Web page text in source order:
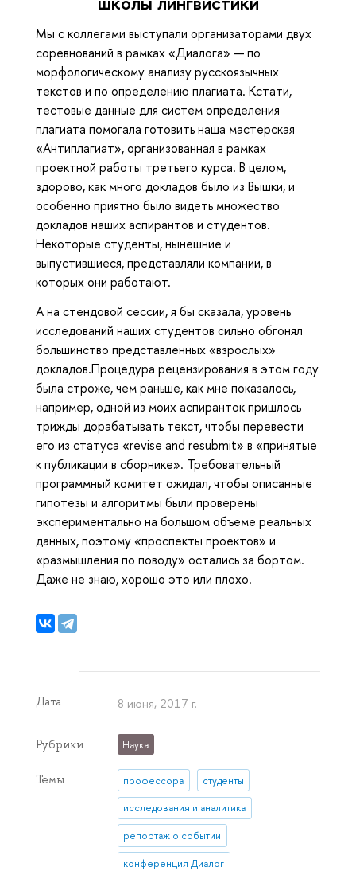
Мы с коллегами выступали организаторами двух
соревнований в рамках «Диалога» — по
морфологическому анализу русскоязычных
текстов и по определению плагиата. Кстати,
тестовые данные для систем определения
плагиата помогала готовить наша мастерская
«Антиплагиат», организованная в рамках
проектной работы третьего курса. В целом,
здорово, как много докладов было из Вышки, и
особенно приятно было видеть множество
докладов наших аспирантов и студентов.
Некоторые студенты, нынешние и
выпустившиеся, представляли компании, в
которых они работают.
А на стендовой сессии, я бы сказала, уровень
исследований наших студентов сильно обгонял
большинство представленных «взрослых»
докладов.Процедура рецензирования в этом году
была строже, чем раньше, как мне показалось,
например, одной из моих аспиранток пришлось
трижды дорабатывать текст, чтобы перевести
его из статуса «revise and resubmit» в «принятые
к публикации в сборнике». Требовательный
программный комитет ожидал, чтобы описанные
гипотезы и алгоритмы были проверены
экспериментально на большом объеме реальных
данных, поэтому «проспекты проектов» и
«размышления по поводу» остались за бортом.
Даже не знаю, хорошо это или плохо.
Дата 8 июня, 2017 г.
Рубрики Наука
Темы профессора студенты
исследования и аналитика
репортаж о событии
конференция Диалог